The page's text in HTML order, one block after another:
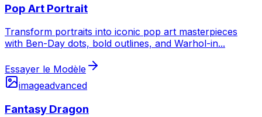
Pop Art Portrait
Transform portraits into iconic pop art masterpieces
with Ben-Day dots, bold outlines, and Warhol-in...
Essayer le Modèle
imageadvanced
Fantasy Dragon